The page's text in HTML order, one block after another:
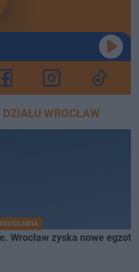
WROCŁAW
Wrocław zyska nowe